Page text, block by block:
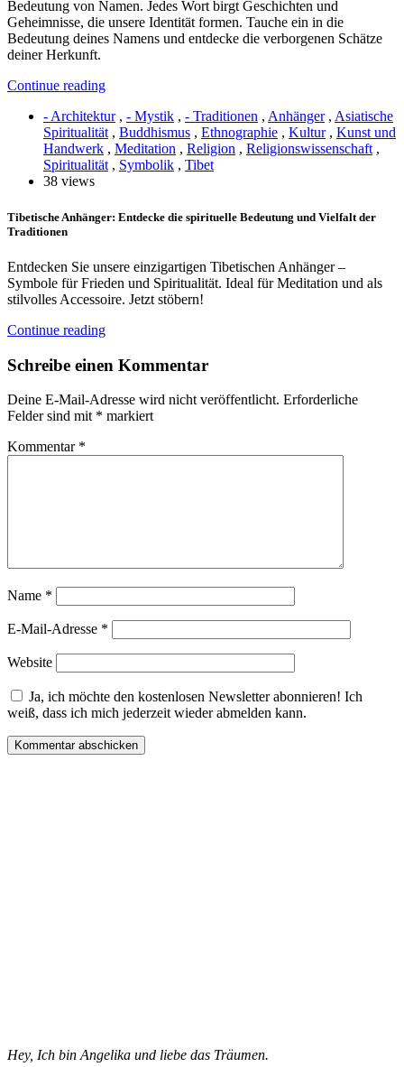
Bedeutung von Namen. Jedes Wort birgt Geschichten und
Geheimnisse, die unsere Identität formen. Tauche ein in die
Bedeutung deines Namens und entdecke die verborgenen Schätze
deiner Herkunft.
Continue reading
- Architektur, - Mystik , - Traditionen , Anhänger, Asiatische
Spiritualität, Buddhismus , Ethnographie , Kultur, Kunst und
Handwerk , Meditation , Religion , Religionswissenschaft,
Spiritualität, Symbolik , Tibet
38 views
Tibetische Anhänger: Entdecke die spirituelle Bedeutung und Vielfalt der
Traditionen
Entdecken Sie unsere einzigartigen Tibetischen Anhänger –
Symbole für Frieden und Spiritualität. Ideal für Meditation und als
stilvolles Accessoire. Jetzt stöbern!
Continue reading
Schreibe einen Kommentar
Deine E-Mail-Adresse wird nicht veröffentlicht. Erforderliche
Felder sind mit * markiert
Kommentar *
Name *
E-Mail-Adresse *
Website
Ja, ich möchte den kostenlosen Newsletter abonnieren! Ich
weiß, dass ich mich jederzeit wieder abmelden kann.
Hey, Ich bin Angelika und liebe das Träumen.